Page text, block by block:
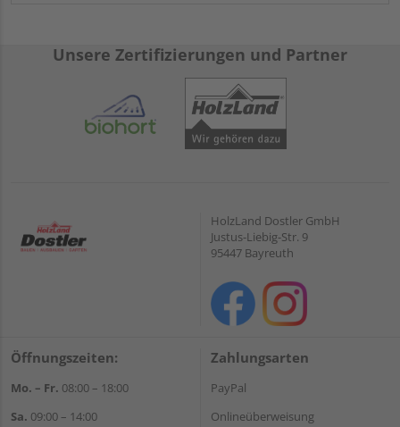
Unsere Zertifizierungen und Partner
HolzLand Dostler GmbH
Justus-Liebig-Str. 9
95447 Bayreuth
Öffnungszeiten:
Mo. – Fr. 08:00 – 18:00
Sa. 09:00 – 14:00
Zahlungsarten
PayPal
Onlineüberweisung